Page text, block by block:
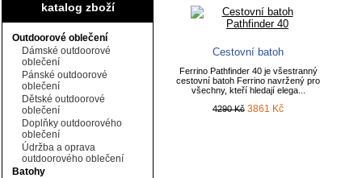
katalog zboží
Outdoorové oblečení
Dámské outdoorové
oblečení
Pánské outdoorové
oblečení
Dětské outdoorové
oblečení
Doplňky outdoorového
oblečení
Údržba a oprava
outdoorového oblečení
Batohy
Cestovní batoh
Ferrino Pathfinder 40 je všestranný
cestovní batoh Ferrino navržený pro
všechny, kteří hledají elega...
4290 Kč 3861 Kč